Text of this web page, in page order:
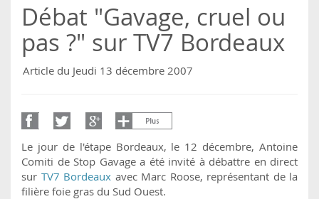
Débat "Gavage, cruel ou
pas ?" sur TV7 Bordeaux
Article du Jeudi 13 décembre 2007
Le jour de l'étape Bordeaux, le 12 décembre, Antoine
Comiti de Stop Gavage a été invité à débattre en direct
sur TV7 Bordeaux avec Marc Roose, représentant de la
filière foie gras du Sud Ouest.